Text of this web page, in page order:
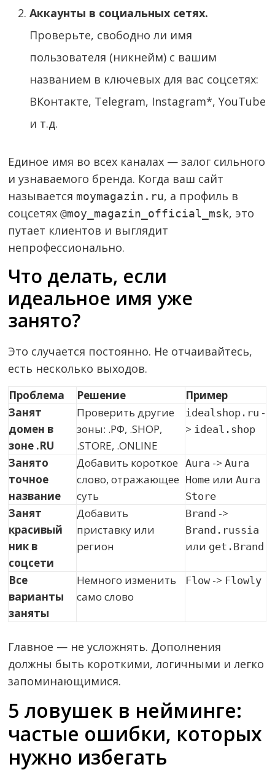
Аккаунты в социальных сетях.
Проверьте, свободно ли имя
пользователя (никнейм) с вашим
названием в ключевых для вас соцсетях:
ВКонтакте, Telegram, Instagram*, YouTube
и т.д.
Единое имя во всех каналах — залог сильного
и узнаваемого бренда. Когда ваш сайт
называется moymagazin.ru, а профиль в
соцсетях@moy_magazin_official_msk, это
путает клиентов и выглядит
непрофессионально.
Что делать, если
идеальное имя уже
занято?
Это случается постоянно. Не отчаивайтесь,
есть несколько выходов.
Проблема Решение
Пример
Занят
домен в
зоне .RU
Проверить другие
зоны: .РФ, .SHOP,
.STORE, .ONLINE
idealshop.ru -
> ideal.shop
Занято
точное
название
Добавить короткое
слово, отражающее
суть
Aura ->Aura
Home илиAura
Store
Занят
красивый
ник в
соцсети
Добавить
приставку или
регион
Brand ->
Brand.russia
или get.Brand
Все
варианты
заняты
Немного изменить
само слово
Flow -> Flowly
Главное — не усложнять. Дополнения
должны быть короткими, логичными и легко
запоминающимися.
5 ловушек в нейминге:
частые ошибки, которых
нужно избегать